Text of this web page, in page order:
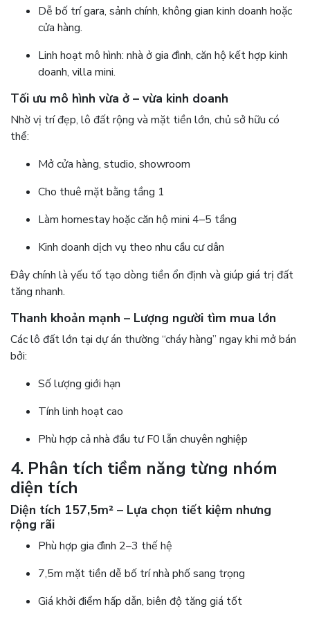
Dễ bố trí gara, sảnh chính, không gian kinh doanh hoặc
cửa hàng.
Linh hoạt mô hình: nhà ở gia đình, căn hộ kết hợp kinh
doanh, villa mini.
Tối ưu mô hình vừa ở – vừa kinh doanh
Nhờ vị trí đẹp, lô đất rộng và mặt tiền lớn, chủ sở hữu có
thể:
Mở cửa hàng, studio, showroom
Cho thuê mặt bằng tầng 1
Làm homestay hoặc căn hộ mini 4–5 tầng
Kinh doanh dịch vụ theo nhu cầu cư dân
Đây chính là yếu tố tạo dòng tiền ổn định và giúp giá trị đất
tăng nhanh.
Thanh khoản mạnh – Lượng người tìm mua lớn
Các lô đất lớn tại dự án thường “cháy hàng” ngay khi mở bán
bởi:
Số lượng giới hạn
Tính linh hoạt cao
Phù hợp cả nhà đầu tư F0 lẫn chuyên nghiệp
4. Phân tích tiềm năng từng nhóm
diện tích
Diện tích 157,5m² – Lựa chọn tiết kiệm nhưng
rộng rãi
Phù hợp gia đình 2–3 thế hệ
7,5m mặt tiền dễ bố trí nhà phố sang trọng
Giá khởi điểm hấp dẫn, biên độ tăng giá tốt